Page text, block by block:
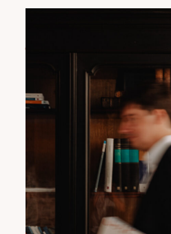
Opiniestuk
Deryckere in
Tijd:
Hoe
zelfs justitie
kan
aan
productiviteitsgroei